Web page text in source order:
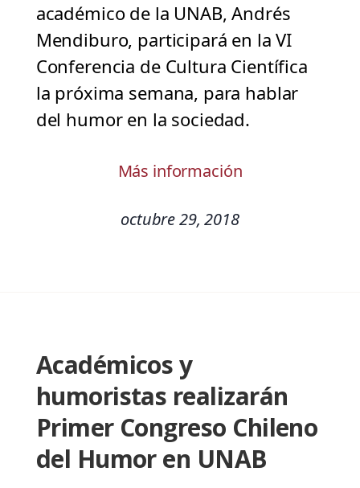
académico de la UNAB, Andrés
Mendiburo, participará en la VI
Conferencia de Cultura Científica
la próxima semana, para hablar
del humor en la sociedad.
Más información
octubre 29, 2018
Académicos y
humoristas realizarán
Primer Congreso Chileno
del Humor en UNAB